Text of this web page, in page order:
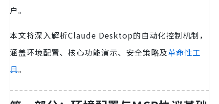
户。
本文将深入解析Claude Desktop的自动化控制机制，
涵盖环境配置、核心功能演示、安全策略及革命性工
具。